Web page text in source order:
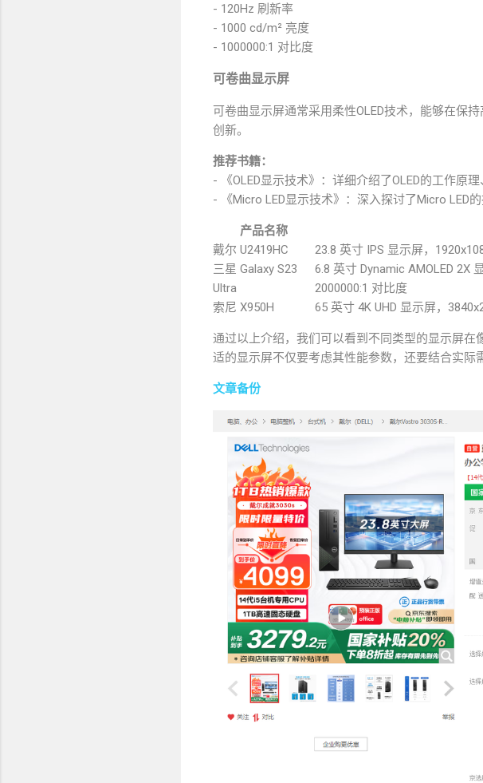
- 120Hz 刷新率
- 1000 cd/m² 亮度
- 1000000:1 对比度
可卷曲显示屏
可卷曲显示屏通常采用柔性OLED技术，能够在保
创新。
推荐书籍：
- 《OLED显示技术》：详细介绍了OLED的工作原
- 《Micro LED显示技术》：深入探讨了Micro LED
产品名称
戴尔 U2419HC
23.8 英寸 IPS 显示屏，
三星 Galaxy S23
Ultra
6.8 英寸 Dynamic AMOLED 2X
2000000:1 对比度
索尼 X950H
65 英寸 4K UHD 显示屏，
通过以上介绍，我们可以看到不同类型的显示屏
适的显示屏不仅要考虑其性能参数，还要结合实际
文章备份